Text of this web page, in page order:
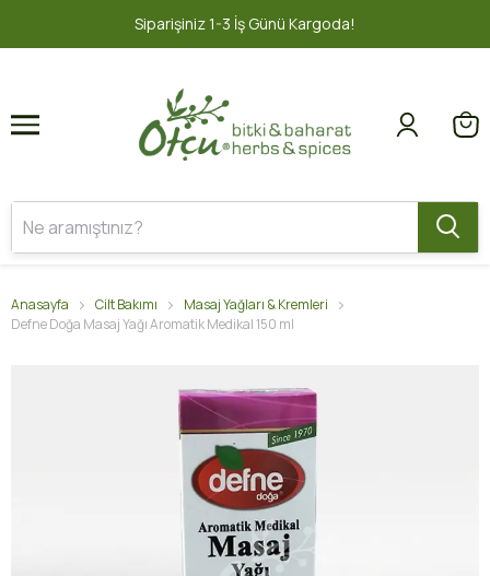
1-3 İş Günü Kargoda! 1 2
Anasayfa Cilt Bakımı
Masaj Yağları & Kremleri
Defne Doğa Masaj Yağı Aromatik Medikal 150 ml